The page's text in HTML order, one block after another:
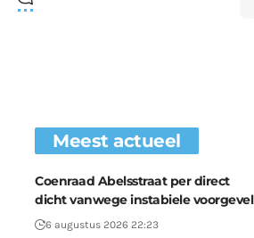
Meest actueel
Coenraad Abelsstraat per direct
dicht vanwege instabiele voorgevel
6 augustus 2026 22:23